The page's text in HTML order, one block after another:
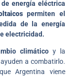
energía eléctrica
permiten el
de la energía
electricidad.
climático y la
a combatirlo.
Argentina viene